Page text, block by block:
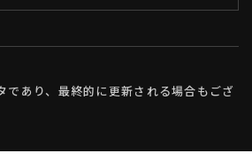
であり、最終的に更新される場合もござ